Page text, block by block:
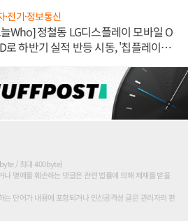
·전기·정보통신
Who] 정철동 LG디스플레이 모바일 O
로 하반기 실적 반등 시동, '칩플레이
/ 최대 400byte)
나 명예를 훼손하는 댓글은 관련 법률에 의해 제재를 받을
는 단어가 내용에 포함되거나 인신공격성 글은 관리자의 판